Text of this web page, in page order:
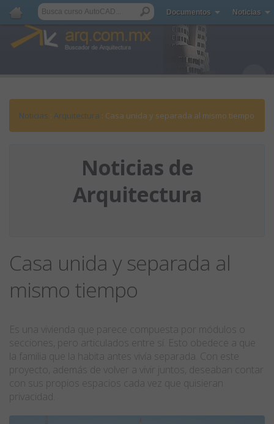
Documentos Noticias
Noticias : Arquitectura : Casa unida y separada al mismo tiempo
Noticias de
Arquitectura
Casa unida y separada al
mismo tiempo
Es una vivienda que parece compuesta por módulos o
secciones, pero articulados entre sí. Esto obedece a que
la familia que la habita antes vivía separada. Con este
proyecto, además de volver a vivir juntos, deseaban contar
con sus propios espacios cada vez que quisieran
privacidad.